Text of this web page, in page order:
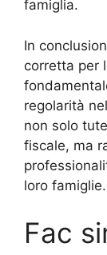
famiglia.
In
corretta per
regolarità
non solo
fiscale, ma
loro famiglie.
Fac